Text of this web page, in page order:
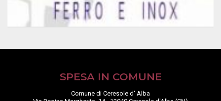
SPESA IN COMUNE
Comune di Ceresole d' Alba